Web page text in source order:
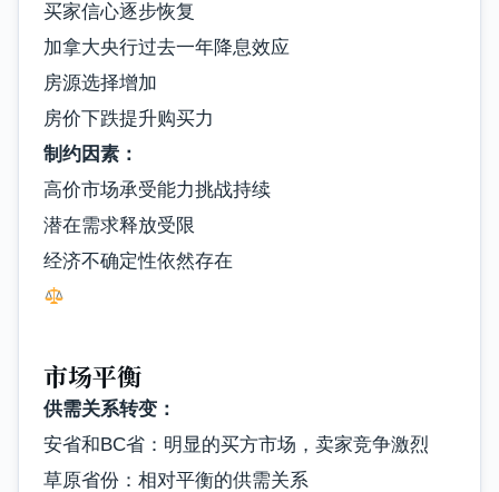
买家信心逐步恢复
加拿大央行过去一年降息效应
房源选择增加
房价下跌提升购买力
制约因素：
高价市场承受能力挑战持续
潜在需求释放受限
经济不确定性依然存在
市场平衡
供需关系转变：
安省和BC省：明显的买方市场，卖家竞争激烈
草原省份：相对平衡的供需关系